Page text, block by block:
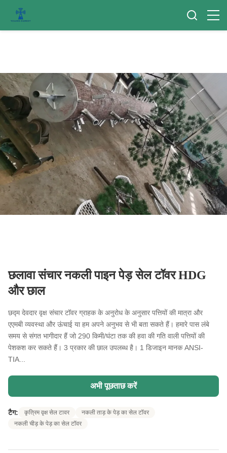
छलावा संचार नकली पाइन पेड़ सेल टॉवर HDG
और छाल
छद्म देवदार वृक्ष संचार टॉवर ग्राहक के अनुरोध के अनुसार पत्तियों की मात्रा और
एएमबी व्यवस्था और ऊंचाई या हम अपने अनुभव से भी बता सकते हैं। हमारे पास लंबे
समय से संगत भागीदार हैं जो 290 किमी/घंटा तक की हवा की गति वाली पत्तियों की
पेशकश कर सकते हैं। 3 प्रकार की छाल उपलब्ध है। 1 डिजाइन मानक ANSI-
TIA...
अभी पूछताछ करें
टैग: कृत्रिम वृक्ष सेल टावर
नकली ताड़ के पेड़ का सेल टॉवर
नकली चीड़ के पेड़ का सेल टॉवर